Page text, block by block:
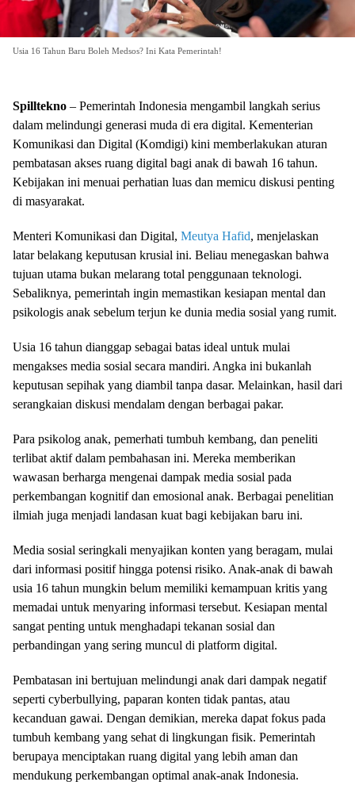
Usia 16 Tahun Baru Boleh Medsos? Ini Kata Pemerintah!
Spilltekno – Pemerintah Indonesia mengambil langkah serius
dalam melindungi generasi muda di era digital. Kementerian
Komunikasi dan Digital (Komdigi) kini memberlakukan aturan
pembatasan akses ruang digital bagi anak di bawah 16 tahun.
Kebijakan ini menuai perhatian luas dan memicu diskusi penting
di masyarakat.
Menteri Komunikasi dan Digital, Meutya Hafid, menjelaskan
latar belakang keputusan krusial ini. Beliau menegaskan bahwa
tujuan utama bukan melarang total penggunaan teknologi.
Sebaliknya, pemerintah ingin memastikan kesiapan mental dan
psikologis anak sebelum terjun ke dunia media sosial yang rumit.
Usia 16 tahun dianggap sebagai batas ideal untuk mulai
mengakses media sosial secara mandiri. Angka ini bukanlah
keputusan sepihak yang diambil tanpa dasar. Melainkan, hasil dari
serangkaian diskusi mendalam dengan berbagai pakar.
Para psikolog anak, pemerhati tumbuh kembang, dan peneliti
terlibat aktif dalam pembahasan ini. Mereka memberikan
wawasan berharga mengenai dampak media sosial pada
perkembangan kognitif dan emosional anak. Berbagai penelitian
ilmiah juga menjadi landasan kuat bagi kebijakan baru ini.
Media sosial seringkali menyajikan konten yang beragam, mulai
dari informasi positif hingga potensi risiko. Anak-anak di bawah
usia 16 tahun mungkin belum memiliki kemampuan kritis yang
memadai untuk menyaring informasi tersebut. Kesiapan mental
sangat penting untuk menghadapi tekanan sosial dan
perbandingan yang sering muncul di platform digital.
Pembatasan ini bertujuan melindungi anak dari dampak negatif
seperti cyberbullying, paparan konten tidak pantas, atau
kecanduan gawai. Dengan demikian, mereka dapat fokus pada
tumbuh kembang yang sehat di lingkungan fisik. Pemerintah
berupaya menciptakan ruang digital yang lebih aman dan
mendukung perkembangan optimal anak-anak Indonesia.